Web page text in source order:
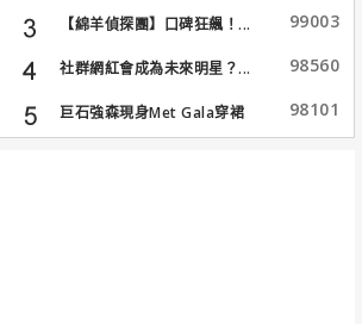
【綿羊偵探團】口碑狂飆！... 99003
社群網紅會成為未來明星？... 98560
巨石強森現身Met Gala穿裙
子...
98101